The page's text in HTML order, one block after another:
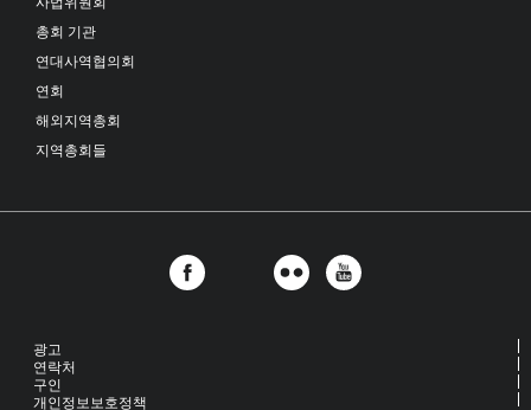
총회 기관
연대사역협의회
연회
해외지역총회
지역총회들
광고
연락처
구인
개인정보보호정책